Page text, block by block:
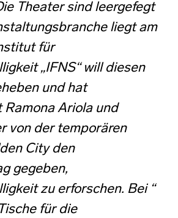
Theater sind leergefegt
liegt am
für
„IFNS“ will diesen
und hat
Ramona Ariola und
von der temporären
City den
gegeben,
zu erforschen. Bei “
für die